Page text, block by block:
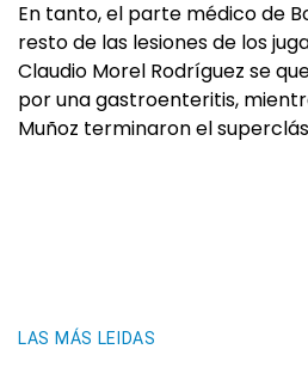
En tanto, el parte médico de
resto de las lesiones de los
Claudio Morel Rodríguez se
por una gastroenteritis,
Muñoz terminaron el
LAS MÁS LEIDAS